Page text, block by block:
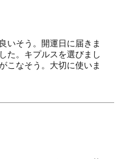
いそう。開運日に届きま
た。キプルスを選びまし
こなそう。大切に使いま